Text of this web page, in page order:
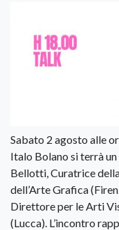
Sabato 2 agosto alle
Italo Bolano si terrà
Bellotti, Curatrice
dell’Arte Grafica
Direttore per le Arti
(Lucca). L’incontro